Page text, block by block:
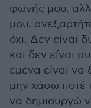
φωνής μου,
μου,
όχι. Δεν είναι
και δεν είναι
εμένα είναι
μην χάσω ποτέ
να δημιουργώ